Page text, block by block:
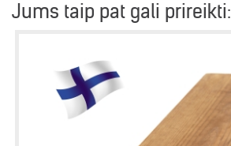
Jums taip pat gali prireikti: